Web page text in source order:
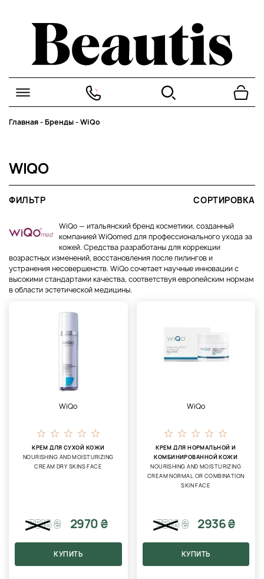
Главная-Бренды-WiQo
WIQO
ФИЛЬТР СОРТИРОВКА
WiQo — итальянский бренд косметики, созданный
компанией WiQomed для профессионального ухода за
кожей. Средства разработаны для коррекции
возрастных изменений, восстановления после пилингов и
устранения несовершенств. WiQo сочетает научные инновации с
высокими стандартами качества, соответствуя европейским нормам
в области эстетической медицины.
WiQo
КРЕМ ДЛЯ СУХОЙ КОЖИ
NOURISHING AND MOISTURIZING
CREAM DRY SKINS FACE
3516₴ 2970 ₴
КУПИТЬ
WiQo
КРЕМ ДЛЯ НОРМАЛЬНОЙ И
КОМБИНИРОВАННОЙ КОЖИ
NOURISHING AND MOISTURIZING
CREAM NORMAL OR COMBINATION
SKIN FACE
3516₴ 2936 ₴
КУПИТЬ